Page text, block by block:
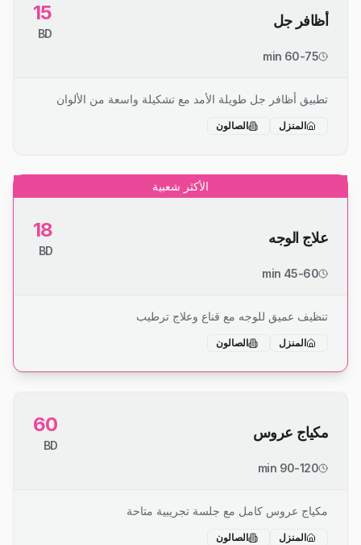
أظافر جل 15
BD
60-75 min
تطبيق أظافر جل طويلة الأمد مع تشكيلة واسعة من الألوان
المنزل الصالون
الأكثر شعبية
علاج الوجه 18
BD
45-60 min
تنظيف عميق للوجه مع قناع وعلاج ترطيب
المنزل الصالون
مكياج عروس 60
BD
90-120 min
مكياج عروس كامل مع جلسة تجريبية متاحة
المنزل الصالون